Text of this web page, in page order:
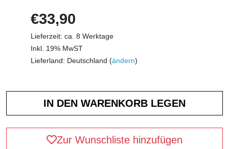
€33,90
Lieferzeit: ca. 8 Werktage
Inkl. 19% MwST
Lieferland: Deutschland (ändern)
Zur Wunschliste hinzufügen